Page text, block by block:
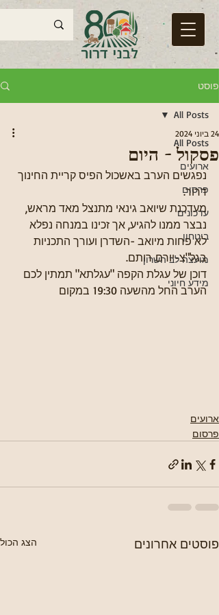
פוסט
All Posts
ארועים
פרסום
עדכונים
ביטחון
מועצה לב השרון
מידע חיוני
All Posts
פסקול - היום
24 ביוני 2024
נפגשים הערב באשכול הפיס קריית החינוך
דרור.
מעדכנת שיואב גינאי מתנצל מאד מראש,
נבצר ממנו להגיע, אך זכינו במנחה נפלא
לא פחות מיואב -השדרן ועורך התכניות
בגל"צ-יורם רותם.
דוכן של עגלת הקפה "עגלתא" תמתין לכם
הערב החל מהשעה 19:30 במקום
ארועים
פרסום
פוסטים אחרונים הצג הכול